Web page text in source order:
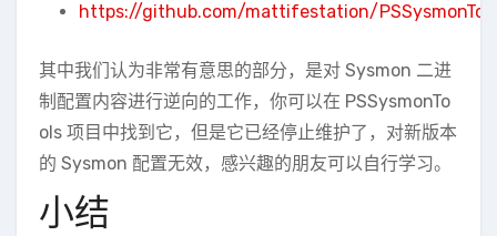
https://github.com/mattifestation/
其中我们认为非常有意思的部分，是对 Sysmon 二进
制配置内容进行逆向的工作，你可以在 PSSysmonTo
ols 项目中找到它，但是它已经停止维护了，对新版本
的 Sysmon 配置无效，感兴趣的朋友可以自行学习。
小结